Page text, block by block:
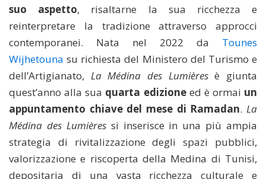
suo aspetto, risaltarne la sua ricchezza e
reinterpretare la tradizione attraverso approcci
contemporanei. Nata nel 2022 da Tounes
Wijhetouna su richiesta del Ministero del Turismo e
dell’Artigianato, La Médina des Lumièresè giunta
quest’anno alla sua quarta edizioneed è ormai un
appuntamento chiave del mese di Ramadan.La
Médina des Lumièressi inserisce in una più ampia
strategia di rivitalizzazione degli spazi pubblici,
valorizzazione e riscoperta della Medina di Tunisi,
depositaria di una vasta ricchezza culturale e